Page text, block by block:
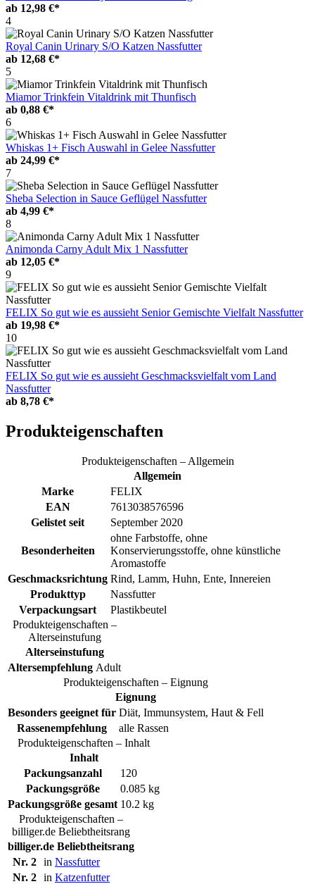
ab 12,98 €*
4
Royal Canin Urinary S/O Katzen Nassfutter
ab 12,68 €*
5
Miamor Trinkfein Vitaldrink mit Thunfisch
ab 0,88 €*
6
Whiskas 1+ Fisch Auswahl in Gelee Nassfutter
ab 24,99 €*
7
Sheba Selection in Sauce Geflügel Nassfutter
ab 4,99 €*
8
Animonda Carny Adult Mix 1 Nassfutter
ab 12,05 €*
9
FELIX So gut wie es aussieht Senior Gemischte Vielfalt Nassfutter
ab 19,98 €*
10
FELIX So gut wie es aussieht Geschmacksvielfalt vom Land
Nassfutter
ab 8,78 €*
Produkteigenschaften
Produkteigenschaften – Allgemein
Allgemein
Marke
FELIX
EAN
7613038576596
Gelistet seit
September 2020
Besonderheiten
ohne Farbstoffe, ohne
Konservierungsstoffe, ohne künstliche
Aromastoffe
Geschmacksrichtung Rind, Lamm, Huhn, Ente, Innereien
Produkttyp
Nassfutter
Verpackungsart
Plastikbeutel
Produkteigenschaften –
Alterseinstufung
Alterseinstufung
Altersempfehlung Adult
Produkteigenschaften – Eignung
Eignung
Besonders geeignet für Diät, Immunsystem, Haut & Fell
Rassenempfehlung
alle Rassen
Produkteigenschaften – Inhalt
Inhalt
Packungsanzahl
120
Packungsgröße
0.085 kg
Packungsgröße gesamt 10.2 kg
Produkteigenschaften –
billiger.de Beliebtheitsrang
billiger.de Beliebtheitsrang
Nr. 2
in Nassfutter
Nr. 2
in Katzenfutter